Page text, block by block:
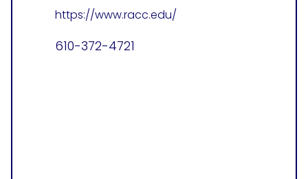
https://www.racc.edu/
610-372-4721